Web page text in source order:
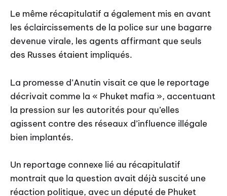
Le même récapitulatif a également mis en avant
les éclaircissements de la police sur une bagarre
devenue virale, les agents affirmant que seuls
des Russes étaient impliqués.
La promesse d’Anutin visait ce que le reportage
décrivait comme la « Phuket mafia », accentuant
la pression sur les autorités pour qu’elles
agissent contre des réseaux d’influence illégale
bien implantés.
Un reportage connexe lié au récapitulatif
montrait que la question avait déjà suscité une
réaction politique, avec un député de Phuket